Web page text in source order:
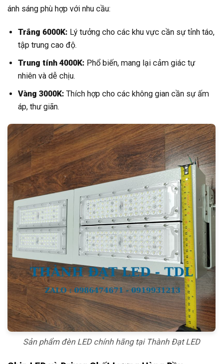
ánh sáng phù hợp với nhu cầu:
Trắng 6000K: Lý tưởng cho các khu vực cần sự tỉnh táo,
tập trung cao độ.
Trung tính 4000K: Phổ biến, mang lại cảm giác tự
nhiên và dễ chịu.
Vàng 3000K: Thích hợp cho các không gian cần sự ấm
áp, thư giãn.
Sản phẩm đèn LED chính hãng tại Thành Đạt LED